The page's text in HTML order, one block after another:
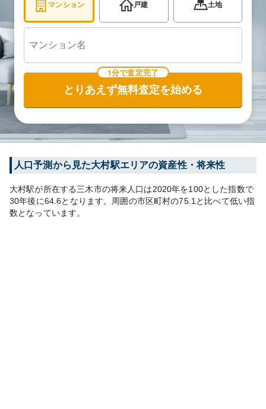
マンション 戸建 土地
1分で査定完了
とりあえず無料査定を始める
人口予測から見た大村駅エリアの資産性・将来性
大村駅が所在する三木市の将来人口は2020年を100とした指数で
30年後に64.6となります。 周囲の市区町村の75.1 と比べて低い指
数となっています。